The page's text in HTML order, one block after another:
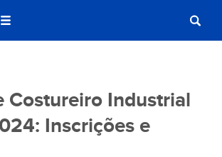
Costureiro Industrial
Inscrições e